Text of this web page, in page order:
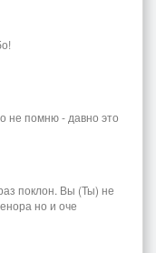
не помню - давно это
поклон. Вы (Ты) не
но и оче